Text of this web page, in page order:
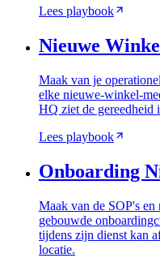
Lees playbook
Nieuwe
Maak van je
elke nieuwe-winkel-
HQ ziet de
Lees playbook
Onboarding
Maak van de SOP's
gebouwde
tijdens zijn dienst kan
locatie.